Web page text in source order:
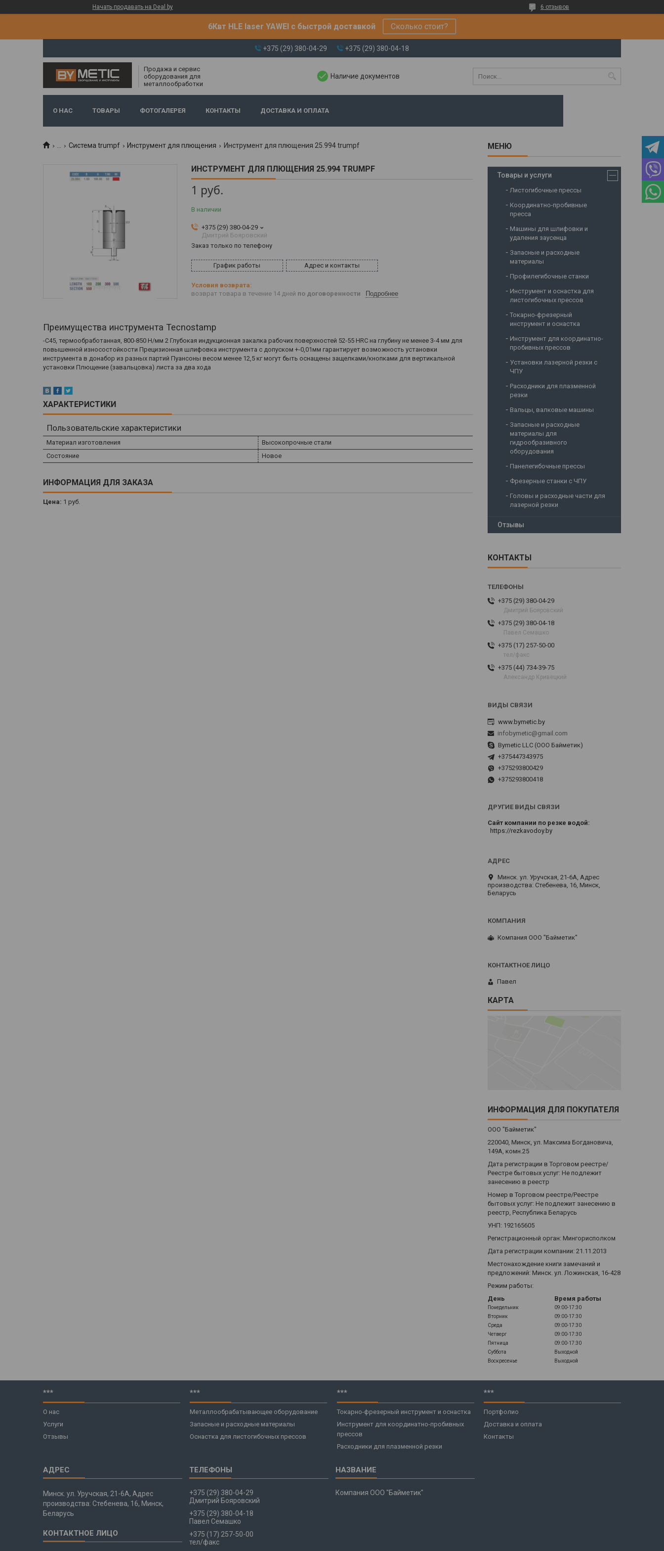
Начать продавать на Deal.by 6 отзывов
6Квт HLE laser YAWEI с быстрой доставкой Сколько стоит?
+375 (29) 380-04-29 +375 (29) 380-04-18
Продажа и сервис
оборудования для
металлообработки
Наличие документов
О НАС ТОВАРЫ ФОТОГАЛЕРЕЯ КОНТАКТЫ ДОСТАВКА И ОПЛАТА
... Система trumpf Инструмент для плющения Инструмент для плющения 25.994 trumpf
ИНСТРУМЕНТ ДЛЯ ПЛЮЩЕНИЯ 25.994 TRUMPF
1 руб.
В наличии
+375 (29) 380-04-29
Дмитрий Бояровский
Заказ только по телефону
График работы Адрес и контакты
возврат товара в течение 14 дней по договоренности Подробнее
Преимущества инструмента Tecnostamp
-С45, термообработанная, 800-850 Н/мм 2 Глубокая индукционная закалка рабочих поверхностей 52-55 HRC на глубину не менее 3-4 мм для
повышенной износостойкости Прецизионная шлифовка инструмента с допуском +-0,01мм гарантирует возможность установки
инструмента в донабор из разных партий Пуансоны весом менее 12,5 кг могут быть оснащены защелками/кнопками для вертикальной
установки Плющение (завальцовка) листа за два хода
ХАРАКТЕРИСТИКИ
Пользовательские характеристики
Материал изготовления
Высокопрочные стали
Состояние
Новое
ИНФОРМАЦИЯ ДЛЯ ЗАКАЗА
Цена: 1 руб.
Товары и услуги
Листогибочные прессы
Координатно-пробивные
пресса
Машины для шлифовки и
удаления заусенца
Запасные и расходные
материалы
Профилегибочные станки
Инструмент и оснастка для
листогибочных прессов
Токарно-фрезерный
инструмент и оснастка
Инструмент для координатно-
пробивных прессов
Установки лазерной резки с
ЧПУ
Расходники для плазменной
резки
Вальцы, валковые машины
Запасные и расходные
материалы для
гидрообразивного
оборудования
Панелегибочные прессы
Фрезерные станки с ЧПУ
Головы и расходные части для
лазерной резки
Отзывы
КОНТАКТЫ
+375 (29) 380-04-29
Дмитрий Бояровский
+375 (29) 380-04-18
Павел Семашко
+375 (17) 257-50-00
тел/факс
+375 (44) 734-39-75
Александр Кривецкий
www.bymetic.by
infobymetic@gmail.com
Bymetic LLC (ООО Байметик)
+375447343975
+375293800429
+375293800418
ДРУГИЕ ВИДЫ СВЯЗИ
Сайт компании по резке водой
https://rezkavodoy.by
Минск. ул. Уручская, 21-6А, Адрес
производства: Стебенева, 16, Минск,
Беларусь
Компания ООО "Байметик"
Павел
КАРТА
ИНФОРМАЦИЯ ДЛЯ ПОКУПАТЕЛЯ
ООО "Байметик"
220040, Минск, ул. Максима Богдановича,
149А, комн.25
Дата регистрации в Торговом реестре/
Реестре бытовых услуг: Не подлежит
занесению в реестр
Номер в Торговом реестре/Реестре
бытовых услуг: Не подлежит занесению в
реестр, Республика Беларусь
УНП: 192165605
Регистрационный орган: Мингорисполком
Дата регистрации компании: 21.11.2013
Местонахождение книги замечаний и
предложений: Минск. ул. Ложинская, 16-428
Режим работы:
День
Время работы
Понедельник
09:00-17:30
Вторник
09:00-17:30
Среда
09:00-17:30
Четверг
09:00-17:30
Пятница
09:00-17:30
Суббота
Выходной
Воскресенье
Выходной
***
О нас
Услуги
Отзывы
***
Металлообрабатывающее оборудование
Запасные и расходные материалы
Оснастка для листогибочных прессов
***
Токарно-фрезерный инструмент и оснастка
Инструмент для координатно-пробивных
прессов
Расходники для плазменной резки
***
Портфолио
Доставка и оплата
Контакты
Минск. ул. Уручская, 21-6А, Адрес
производства: Стебенева, 16, Минск,
Беларусь
+375 (29) 380-04-29
Дмитрий Бояровский
+375 (29) 380-04-18
Павел Семашко
+375 (17) 257-50-00
тел/факс
Компания ООО "Байметик"